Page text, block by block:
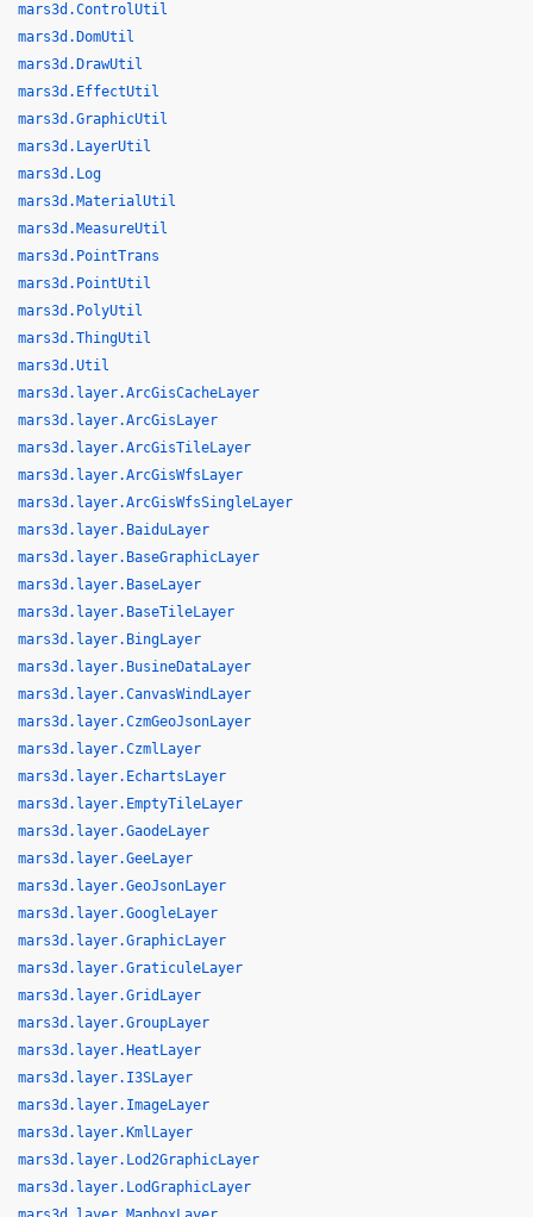
mars3d.ControlUtil
mars3d.DomUtil
mars3d.DrawUtil
mars3d.EffectUtil
mars3d.GraphicUtil
mars3d.LayerUtil
mars3d.Log
mars3d.MaterialUtil
mars3d.MeasureUtil
mars3d.PointTrans
mars3d.PointUtil
mars3d.PolyUtil
mars3d.ThingUtil
mars3d.Util
mars3d.layer.ArcGisCacheLayer
mars3d.layer.ArcGisLayer
mars3d.layer.ArcGisTileLayer
mars3d.layer.ArcGisWfsLayer
mars3d.layer.ArcGisWfsSingleLayer
mars3d.layer.BaiduLayer
mars3d.layer.BaseGraphicLayer
mars3d.layer.BaseLayer
mars3d.layer.BaseTileLayer
mars3d.layer.BingLayer
mars3d.layer.BusineDataLayer
mars3d.layer.CanvasWindLayer
mars3d.layer.CzmGeoJsonLayer
mars3d.layer.CzmlLayer
mars3d.layer.EchartsLayer
mars3d.layer.EmptyTileLayer
mars3d.layer.GaodeLayer
mars3d.layer.GeeLayer
mars3d.layer.GeoJsonLayer
mars3d.layer.GoogleLayer
mars3d.layer.GraphicLayer
mars3d.layer.GraticuleLayer
mars3d.layer.GridLayer
mars3d.layer.GroupLayer
mars3d.layer.HeatLayer
mars3d.layer.I3SLayer
mars3d.layer.ImageLayer
mars3d.layer.KmlLayer
mars3d.layer.Lod2GraphicLayer
mars3d.layer.LodGraphicLayer